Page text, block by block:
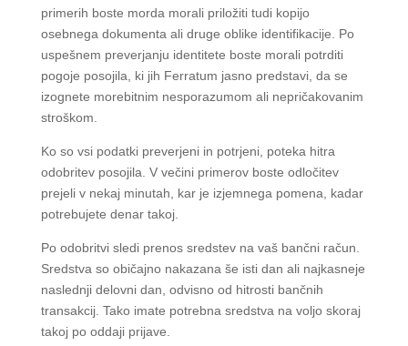
primerih boste morda morali priložiti tudi kopijo
osebnega dokumenta ali druge oblike identifikacije. Po
uspešnem preverjanju identitete boste morali potrditi
pogoje posojila, ki jih Ferratum jasno predstavi, da se
izognete morebitnim nesporazumom ali nepričakovanim
stroškom.
Ko so vsi podatki preverjeni in potrjeni, poteka hitra
odobritev posojila. V večini primerov boste odločitev
prejeli v nekaj minutah, kar je izjemnega pomena, kadar
potrebujete denar takoj.
Po odobritvi sledi prenos sredstev na vaš bančni račun.
Sredstva so običajno nakazana še isti dan ali najkasneje
naslednji delovni dan, odvisno od hitrosti bančnih
transakcij. Tako imate potrebna sredstva na voljo skoraj
takoj po oddaji prijave.